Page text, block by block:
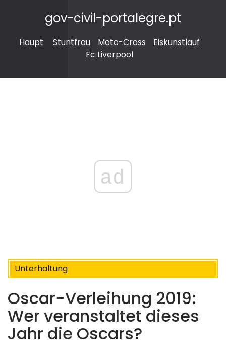
gov-civil-portalegre.pt
Haupt Stuntfrau Moto-Cross
Eiskunstlauf
Fc Liverpool
ad
Unterhaltung
Oscar-Verleihung 2019:
Wer veranstaltet dieses
Jahr die Oscars?